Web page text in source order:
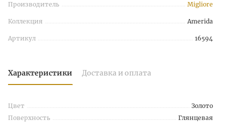
Производитель Migliore
Коллекция Amerida
Артикул 16594
Характеристики Доставка и оплата
Цвет
Золото
Поверхность
Глянцевая